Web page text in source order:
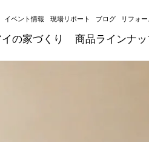
イベント情報 現場リポート ブログ リフォ
イの家づくり 商品ラインナッ